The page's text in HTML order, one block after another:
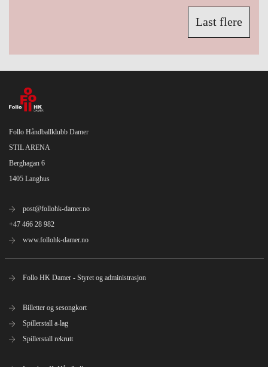
Last flere
Follo Håndballklubb Damer
STIL ARENA
Berghagan 6
1405 Langhus
post@follohk-damer.no
+47 466 28 982
www.follohk-damer.no
Follo HK Damer - Styret og administrasjon
Billetter og sesongkort
Spillerstall a-lag
Spillerstall rekrutt